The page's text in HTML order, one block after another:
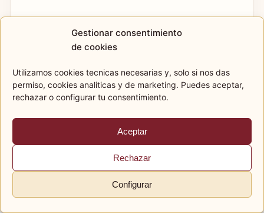
Gestionar consentimiento
de cookies
Utilizamos cookies tecnicas necesarias y, solo si nos das
permiso, cookies analiticas y de marketing. Puedes aceptar,
rechazar o configurar tu consentimiento.
Aceptar
Rechazar
Configurar
¿Es malo respirar incienso?
El humo puede molestar o irritar, sobre todo
poca cantidad y nunca como algo constante.
Si te incomoda, apágalo.
¿Se puede apagar y reutilizar?
Sí, si lo apagas con seguridad en arena o
recipiente resistente al calor. Asegúrate de
que queda totalmente apagado antes de